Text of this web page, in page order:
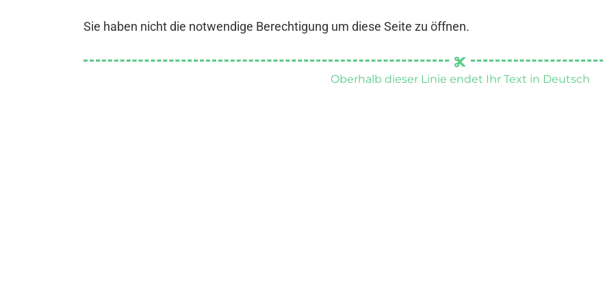
Sie haben nicht die notwendige Berechtigung um diese Seite zu öffnen.
Oberhalb dieser Linie endet Ihr Text in Deutsch